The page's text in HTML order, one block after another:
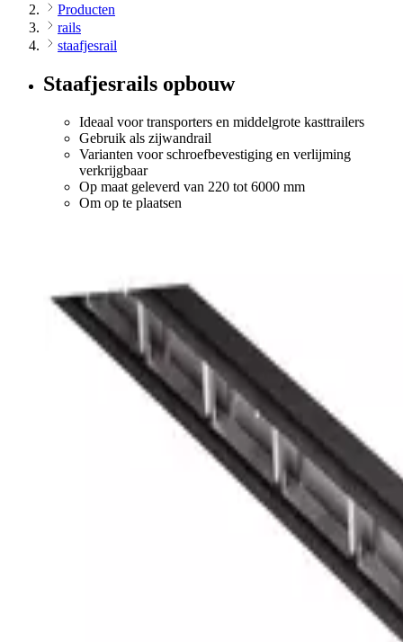
Producten
rails
staafjesrail
Staafjesrails opbouw
Ideaal voor transporters en middelgrote kasttrailers
Gebruik als zijwandrail
Varianten voor schroefbevestiging en verlijming
verkrijgbaar
Op maat geleverd van 220 tot 6000 mm
Om op te plaatsen